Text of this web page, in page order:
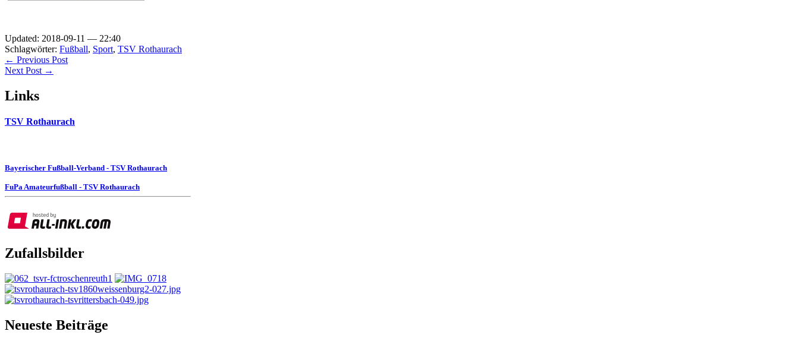
Updated: 2018-09-11 — 22:40
Schlagwörter: Fußball, Sport, TSV Rothaurach
← Previous Post
Next Post →
Links
TSV Rothaurach
Bayerischer Fußball-Verband - TSV Rothaurach
FuPa Amateurfußball - TSV Rothaurach
Zufallsbilder
Neueste Beiträge